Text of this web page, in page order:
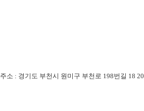
주소 : 경기도 부천시 원미구 부천로 198번길